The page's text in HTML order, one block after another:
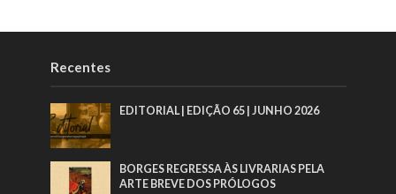
Recentes
EDITORIAL | EDIÇÃO 65 | JUNHO 2026
BORGES REGRESSA ÀS LIVRARIAS PELA
ARTE BREVE DOS PRÓLOGOS